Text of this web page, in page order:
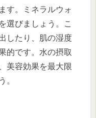
す。ミネラルウォ
選びましょう。こ
したり、肌の湿度
的です。水の摂取
美容効果を最大限
。